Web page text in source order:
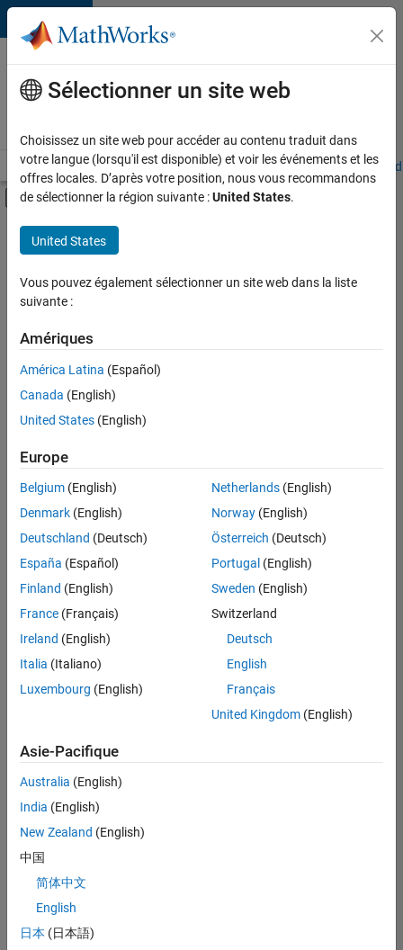
Passer au contenu
Votre
carrière
chez
Accueil Explorer nos opportunités Adresses de nos bureaux
Activer/désactiver l'affichage du menu
Contenu principal
FILTRER PAR
Technologies de l’information
Infrastructure et architecture
Ingénierie de la qualité
Actuellement,
aucune
offre
d'emploi
correspondant
à vos
critères
de
recherche.
Vous
pouvez
élargir
votre
recherche
ou
afficher
l’ensemble
d'emploi.
malgré
tout
vous
trouvez
pas
d'offre
corresponde
Sélectionner un site web
Choisissez un site web pour accéder au contenu traduit dans
votre langue (lorsqu'il est disponible) et voir les événements et les
offres locales. D’après votre position, nous vous recommandons
de sélectionner la région suivante :United States.
United States
Vous pouvez également sélectionner un site web dans la liste
suivante :
Amériques
América Latina (Español)
Canada (English)
United States (English)
Europe
Belgium (English)
Denmark (English)
Deutschland (Deutsch)
España (Español)
Finland (English)
France (Français)
Ireland (English)
Italia (Italiano)
Luxembourg (English)
Netherlands(English)
Norway(English)
Österreich (Deutsch)
Portugal (English)
Sweden (English)
Switzerland
Deutsch
English
Français
United Kingdom(English)
Asie-Pacifique
Australia (English)
India (English)
New Zealand (English)
中国
简体中文
English
日本 (日本語)